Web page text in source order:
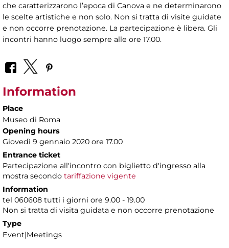
che caratterizzarono l’epoca di Canova e ne determinarono
le scelte artistiche e non solo. Non si tratta di visite guidate
e non occorre prenotazione. La partecipazione è libera. Gli
incontri hanno luogo sempre alle ore 17.00.
Information
Place
Museo di Roma
Opening hours
Giovedì 9 gennaio 2020 ore 17.00
Entrance ticket
Partecipazione all'incontro con biglietto d'ingresso alla
mostra secondo tariffazione vigente
Information
tel 060608 tutti i giorni ore 9.00 - 19.00
Non si tratta di visita guidata e non occorre prenotazione
Type
Event|Meetings